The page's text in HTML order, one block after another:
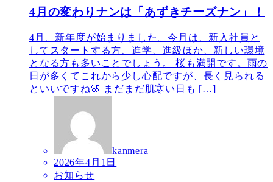
4月の変わりナンは「あずきチーズナン」！
4月。新年度が始まりました。今月は、新入社員と
してスタートする方、進学、進級ほか、新しい環境
となる方も多いことでしょう。 桜も満開です。雨の
日が多くてこれから少し心配ですが、長く見られる
といいですね🌸 まだまだ肌寒い日も […]
kanmera
2026年4月1日
お知らせ